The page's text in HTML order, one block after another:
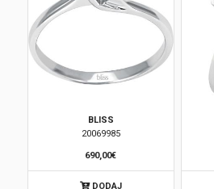
BLISS
20069985
690,00€
DODAJ